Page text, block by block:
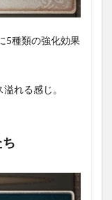
5種類の強化効果
れる感じ。